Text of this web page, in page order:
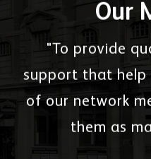
Our
"To provide
support that help
of our network
them as